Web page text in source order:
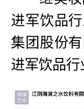
进军饮品
集团股份
进军饮品行